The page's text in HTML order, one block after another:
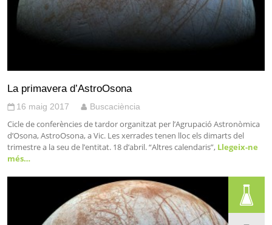
La primavera d’AstroOsona
16 maig 2017 Buscaciència
Cicle de conferències de tardor organitzat per l’Agrupació Astronòmica
d’Osona, AstroOsona, a Vic. Les xerrades tenen lloc els dimarts del
trimestre a la seu de l’entitat. 18 d’abril. “Altres calendaris”, Llegeix-ne
més…